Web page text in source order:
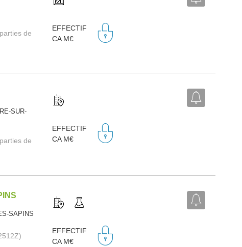
de
EFFECTIF
CA M€
SUR-
de
EFFECTIF
CA M€
SAPINS
EFFECTIF
CA M€